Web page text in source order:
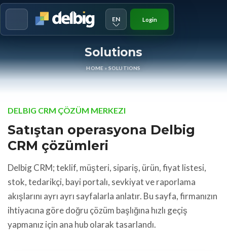
EN Login
Solutions
HOME»SOLUTIONS
DELBIG CRM ÇÖZÜM MERKEZI
Satıştan operasyona Delbig
CRM çözümleri
Delbig CRM; teklif, müşteri, sipariş, ürün, fiyat listesi,
stok, tedarikçi, bayi portalı, sevkiyat ve raporlama
akışlarını ayrı ayrı sayfalarla anlatır. Bu sayfa, firmanızın
ihtiyacına göre doğru çözüm başlığına hızlı geçiş
yapmanız için ana hub olarak tasarlandı.